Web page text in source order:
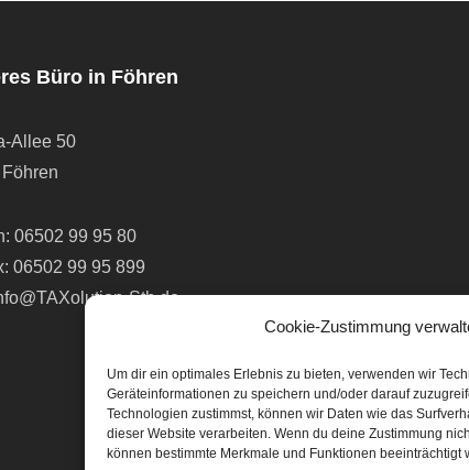
Cookie-Zustimmung
Um dir ein optimales Erlebnis zu bieten, verwenden wir
Geräteinformationen zu speichern und/oder darauf
Technologien zustimmst, können wir Daten wie das
dieser Website verarbeiten. Wenn du deine Zustimmung
können bestimmte Merkmale und Funktionen beeinträchtigt
Büro in Föhren
Allee 50
06502 99 95 80
06502 99 95 899
Stb.de